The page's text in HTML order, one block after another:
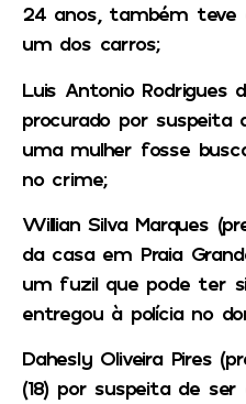
24 anos, também teve
um dos carros;
Luis Antonio Rodrigues
procurado por suspeita
uma mulher fosse
no crime;
Willian Silva Marques
da casa em Praia
um fuzil que pode ter
entregou à polícia no
Dahesly Oliveira Pires
(18) por suspeita de